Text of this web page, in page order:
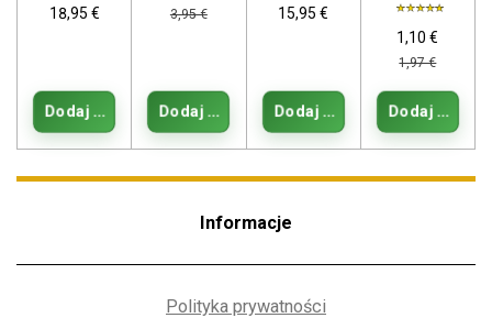
18,95 €
Dodaj do koszyka
3,95 €
Dodaj do koszyka
15,95 €
Dodaj do koszyka
1,10 €
1,97 €
Dodaj do
Informacje
Polityka prywatności